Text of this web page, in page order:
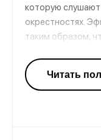
которую
окрестностях.
таким образом,
узнать о
его городе,